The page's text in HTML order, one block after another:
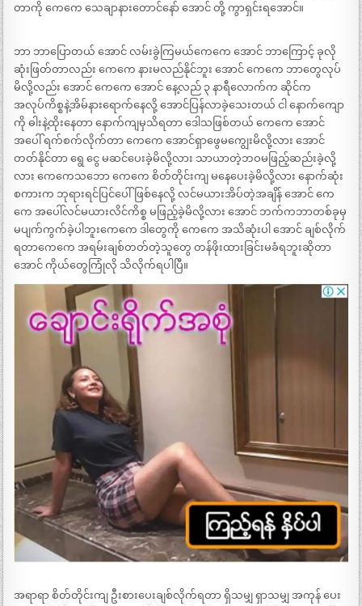
တာကို ကေကေ သေချာနားတောင်နော် အောင် တို့ ကွာရှင်းရအောင်။
ဘာ ဘာပြောတယ် အောင် လမ်းခွဲကြမယ်ကေကေ အောင် ဘာကြောင့် ခုလို
ဆုံးဖြတ်တာလည်း ကေကေ နားမလည်နိုင်ဘူး အောင် ကေကေ ဘာတွေလုပ်
မိလို့လည်း အောင် ကေကေ အောင် နေ့လည် ၃ နာရီလောက်က ဆိုင်က
အလုပ်ကိစ္စနဲ့အိမ်နားရောက်နေလို့ အောင်ပြန်လာခဲ့သေးတယ် ငါ နောက်ကျော
ကို ဓါးနဲ့ထိုးနေတာ နောက်ကျမှသိရတာ ဒေါသဖြစ်တယ် ကေကေ အောင်
အပေါ် ရက်စက်လိုက်တာ ကေကေ အောင်ရှာဖွေမကျွေးမိလို့လား အောင်
တတ်နိုင်တာ ရွေ ငွေ မဆင်ပေးခဲ့မိလို့လား သာယာတဲ့ဘဝမဖြည့်ဆည်းခဲ့လို့
လား ကေကေသဘော ကေကေ စိတ်တိုင်းကျ မနေပေးခဲ့မိလို့လား နောက်ဆုံး
စကားက ဘုရားရင်ပြင်ပေါ်ဖြစ်နေလို့ လင်မယားအိပ်တဲ့အချိန် အောင် ကေ
ကေ အပေါ်လင်မယားလိင်ကိစ္စ မဖြည့်ခဲ့မိလို့လား အောင် ဘက်ကဘာတစ်ခုမှ
မပျက်ကွက်ခဲ့ပါဘူးကေကေ ဒါတွေကို ကေကေ အသိဆုံးပါ အောင် ချစ်လိုက်
ရတာကေကေ အရမ်းချစ်တတ်တဲ့သူတွေ တန်ဖိုးထားခြင်းမခံရဘူးဆိုတာ
အောင် ကိုယ်တွေကြုံလို သိလိုက်ရပါပြီ။
အရာရာ စိတ်တိုင်းကျ ဦးစားပေးချစ်လိုက်ရတာ ရှိသမျှ ရှာသမျှ အကုန် ပေး